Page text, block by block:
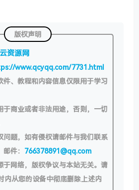
版权声明
资源网
www.qcyqq.com/7731.html
件、教程和内容信息仅限用于学习
于商业或者非法用途，否则，一切
问题，如有侵权请邮件与我们联系
件： 766378891@qq.com
于网络，版权争议与本站无关。请
内从您的设备中彻底删除上述内